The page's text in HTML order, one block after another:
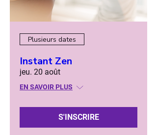
Plusieurs dates
Instant Zen
jeu. 20 août
EN SAVOIR PLUS
S'INSCRIRE